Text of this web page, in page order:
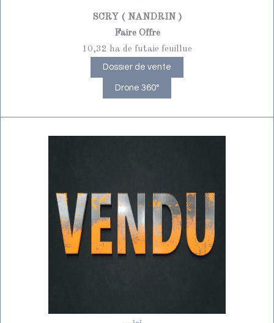
SCRY ( NANDRIN )
Faire Offre
10,32 ha de futaie feuillue
Dossier de vente
Drone 360°